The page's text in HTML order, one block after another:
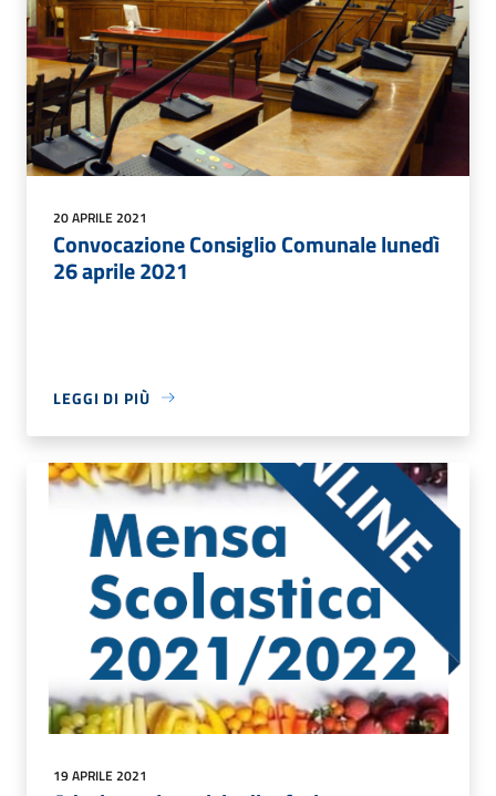
20 APRILE 2021
Convocazione Consiglio Comunale lunedì
26 aprile 2021
LEGGI DI PIÙ
19 APRILE 2021